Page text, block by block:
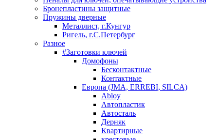
Бронепластины защитные
Пружины дверные
Металлист, г.Кунгур
Ригель, г.С.Петербург
Разное
#Заготовки ключей
Домофоны
Бесконтактные
Контактные
Европа (JMA, ERREBI, SILCA)
Abloy
Автопластик
Автосталь
Дерняк
Квартирные